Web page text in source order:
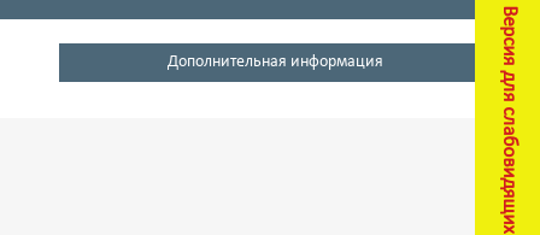
Версия для слабовидящих
Кущевский район
Дополнительная информация